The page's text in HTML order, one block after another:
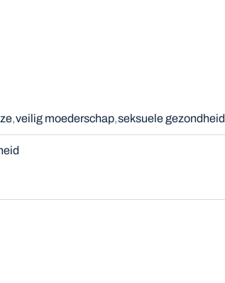
veilig moederschap seksuele gezondheid